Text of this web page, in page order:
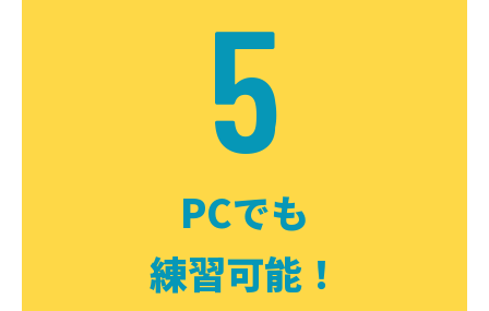
5
PCでも
練習可能！